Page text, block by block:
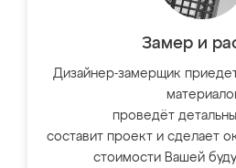
Замер и
Дизайнер-замерщик
проведёт
составит проект и сделает
стоимости Вашей